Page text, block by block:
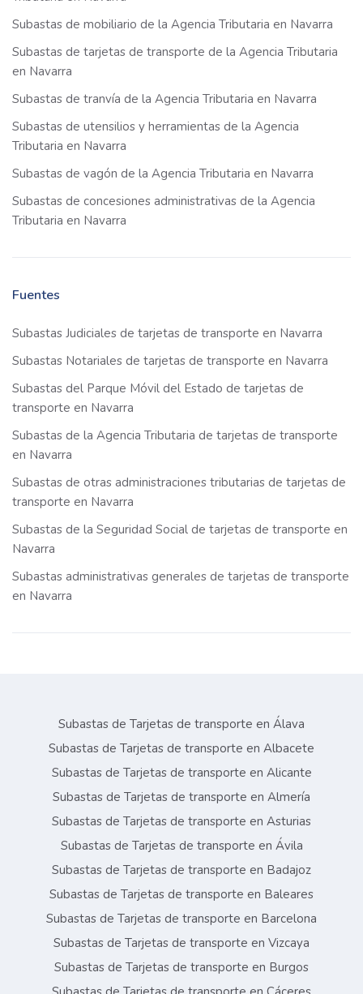
Subastas de mobiliario de la Agencia Tributaria en Navarra
Subastas de tarjetas de transporte de la Agencia Tributaria
en Navarra
Subastas de tranvía de la Agencia Tributaria en Navarra
Subastas de utensilios y herramientas de la Agencia
Tributaria en Navarra
Subastas de vagón de la Agencia Tributaria en Navarra
Subastas de concesiones administrativas de la Agencia
Tributaria en Navarra
Fuentes
Subastas Judiciales de tarjetas de transporte en Navarra
Subastas Notariales de tarjetas de transporte en Navarra
Subastas del Parque Móvil del Estado de tarjetas de
transporte en Navarra
Subastas de la Agencia Tributaria de tarjetas de transporte
en Navarra
Subastas de otras administraciones tributarias de tarjetas de
transporte en Navarra
Subastas de la Seguridad Social de tarjetas de transporte en
Navarra
Subastas administrativas generales de tarjetas de transporte
en Navarra
Subastas de Tarjetas de transporte en Álava
Subastas de Tarjetas de transporte en Albacete
Subastas de Tarjetas de transporte en Alicante
Subastas de Tarjetas de transporte en Almería
Subastas de Tarjetas de transporte en Asturias
Subastas de Tarjetas de transporte en Ávila
Subastas de Tarjetas de transporte en Badajoz
Subastas de Tarjetas de transporte en Baleares
Subastas de Tarjetas de transporte en Barcelona
Subastas de Tarjetas de transporte en Vizcaya
Subastas de Tarjetas de transporte en Burgos